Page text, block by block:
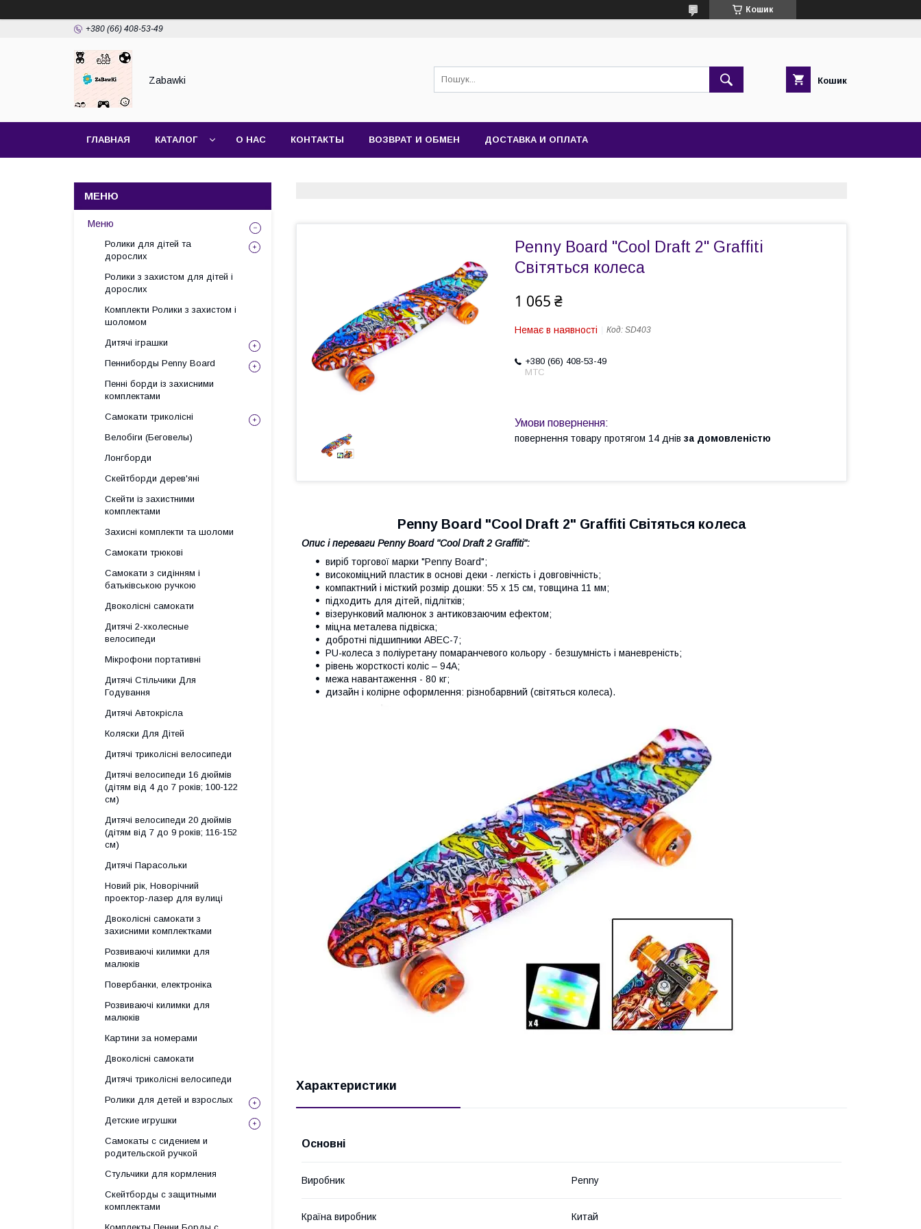
Кошик
+380 (66) 408-53-49
Zabawki Кошик
ГЛАВНАЯ КАТАЛОГ О НАС КОНТАКТЫ ВОЗВРАТ И ОБМЕН ДОСТАВКА И ОПЛАТА
Penny Board "Cool Draft 2" Graffiti
Світяться колеса
1 065 ₴
Немає в наявності Код: SD403
+380 (66) 408-53-49
МТС
повернення товару протягом 14 днів за домовленістю
Penny Board "Cool Draft 2" Graffiti Світяться колеса
Опис і переваги Penny Board "Cool Draft 2 Graffiti":
виріб торгової марки "Penny Board";
високоміцний пластик в основі деки - легкість і довговічність;
компактний і місткий розмір дошки: 55 х 15 см, товщина 11 мм;
підходить для дітей, підлітків;
візерунковий малюнок з антиковзаючим ефектом;
міцна металева підвіска;
добротні підшипники ABEC-7;
PU-колеса з поліуретану помаранчевого кольору - безшумність і маневреність;
рівень жорсткості коліс – 94А;
межа навантаження - 80 кг;
дизайн і колірне оформлення: різнобарвний (світяться колеса).
Характеристики
Основні
Виробник Penny
Країна виробник Китай
Меню
Ролики для дітей та
дорослих
Ролики з захистом для дітей і
дорослих
Комплекти Ролики з захистом і
шоломом
Дитячі іграшки
Пенниборды Penny Board
Пенні борди із захисними
комплектами
Самокати триколісні
Велобіги (Беговелы)
Лонгборди
Скейтборди дерев'яні
Скейти із захистними
комплектами
Захисні комплекти та шоломи
Самокати трюкові
Самокати з сидінням і
батьківською ручкою
Двоколісні самокати
Дитячі 2-хколесные
велосипеди
Мікрофони портативні
Дитячі Стільчики Для
Годування
Дитячі Автокрісла
Коляски Для Дітей
Дитячі триколісні велосипеди
Дитячі велосипеди 16 дюймів
(дітям від 4 до 7 років; 100-122
см)
Дитячі велосипеди 20 дюймів
(дітям від 7 до 9 років; 116-152
см)
Дитячі Парасольки
Новий рік, Новорічний
проектор-лазер для вулиці
Двоколісні самокати з
захисними комплектками
Розвиваючі килимки для
малюків
Повербанки, електроніка
Розвиваючі килимки для
малюків
Картини за номерами
Двоколісні самокати
Дитячі триколісні велосипеди
Ролики для детей и взрослых
Детские игрушки
Самокаты с сидением и
родительской ручкой
Стульчики для кормления
Скейтборды с защитными
комплектами